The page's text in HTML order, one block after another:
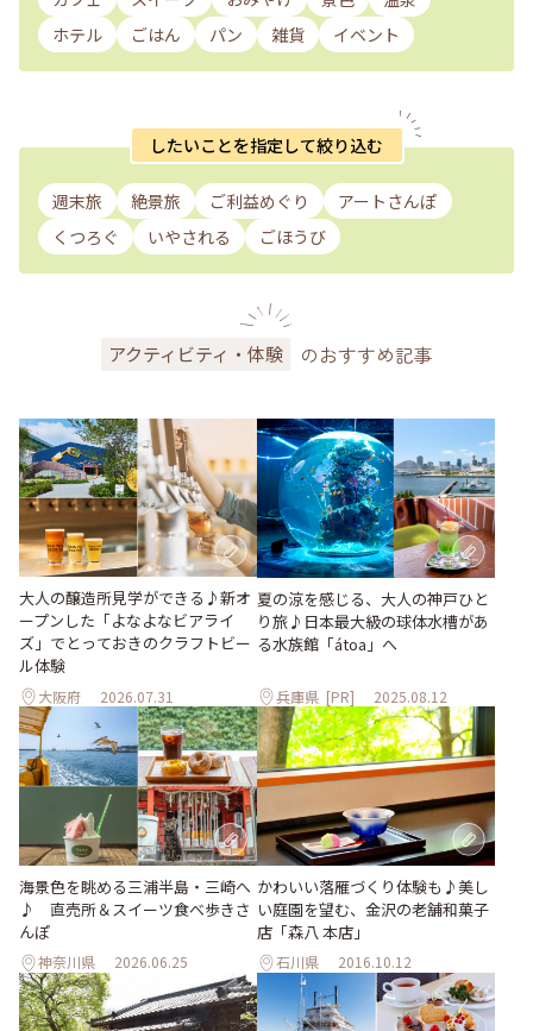
ホテル
ごはん パン 雑貨 イベント
したいことを指定して絞り込む
週末旅 絶景旅 ご利益めぐり
アートさんぽ
くつろぐ
いやされる ごほうび
アクティビティ・体験 のおすすめ記事
大人の醸造所見学ができる♪新オ
ープンした「よなよなビアライ
ズ」でとっておきのクラフトビー
ル体験
大阪府 2026.07.31
夏の涼を感じる、大人の神戸ひと
り旅♪日本最大級の球体水槽があ
る水族館「átoa」へ
兵庫県 [PR] 2025.08.12
海景色を眺める三浦半島・三崎へ
♪ 直売所＆スイーツ食べ歩きさ
んぽ
神奈川県 2026.06.25
かわいい落雁づくり体験も♪美し
い庭園を望む、金沢の老舗和菓子
店「森八 本店」
石川県 2016.10.12